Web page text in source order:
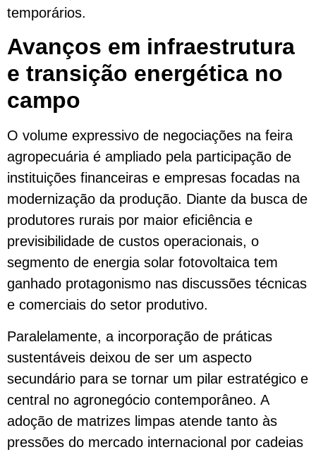
temporários.
Avanços em infraestrutura
e transição energética no
campo
O volume expressivo de negociações na feira
agropecuária é ampliado pela participação de
instituições financeiras e empresas focadas na
modernização da produção. Diante da busca de
produtores rurais por maior eficiência e
previsibilidade de custos operacionais, o
segmento de energia solar fotovoltaica tem
ganhado protagonismo nas discussões técnicas
e comerciais do setor produtivo.
Paralelamente, a incorporação de práticas
sustentáveis deixou de ser um aspecto
secundário para se tornar um pilar estratégico e
central no agronegócio contemporâneo. A
adoção de matrizes limpas atende tanto às
pressões do mercado internacional por cadeias